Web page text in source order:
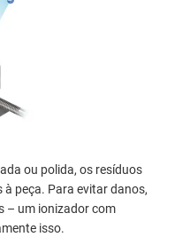
ou polida, os resíduos
à peça. Para evitar danos,
– um ionizador com
isso.